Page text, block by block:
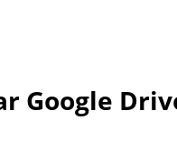
Google